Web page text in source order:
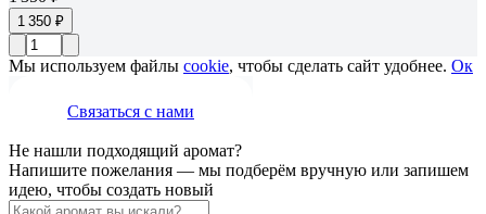
1 350 ₽
Мы используем файлы cookie, чтобы сделать сайт удобнее. Ок
Связаться с нами
Не нашли подходящий аромат?
Напишите пожелания — мы подберём вручную или запишем
идею, чтобы создать новый